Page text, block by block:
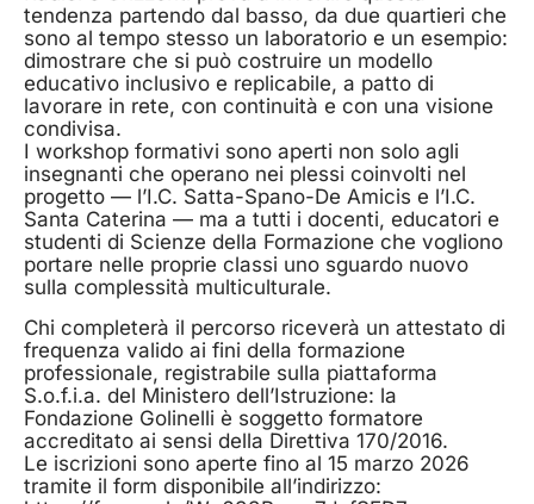
tendenza partendo dal basso, da due quartieri che
sono al tempo stesso un laboratorio e un esempio:
dimostrare che si può costruire un modello
educativo inclusivo e replicabile, a patto di
lavorare in rete, con continuità e con una visione
condivisa.
I workshop formativi sono aperti non solo agli
insegnanti che operano nei plessi coinvolti nel
progetto — l’I.C. Satta-Spano-De Amicis e l’I.C.
Santa Caterina — ma a tutti i docenti, educatori e
studenti di Scienze della Formazione che vogliono
portare nelle proprie classi uno sguardo nuovo
sulla complessità multiculturale.
Chi completerà il percorso riceverà un attestato di
frequenza valido ai fini della formazione
professionale, registrabile sulla piattaforma
S.o.f.i.a. del Ministero dell’Istruzione: la
Fondazione Golinelli è soggetto formatore
accreditato ai sensi della Direttiva 170/2016.
Le iscrizioni sono aperte fino al 15 marzo 2026
tramite il form disponibile all’indirizzo: